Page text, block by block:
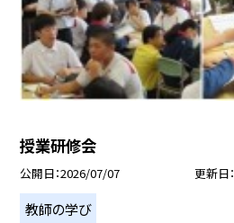
授業研修会
公開日 2026/07/07 更新日
教師の学び